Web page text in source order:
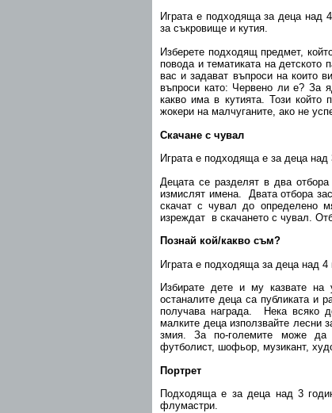
Играта е подходяща за деца над
за съкровище и кутия.
Изберете подходящ предмет,
повода и тематиката на детското
вас и задават въпроси на които
въпроси като: Червено ли е? За
какво има в кутията. Този който
жокери на малчуганите, ако не
Скачане с чувал
Играта е подходяща е за деца
Децата се разделят в два
измислят имена. Двата отбора
скачат с чувал до определено
изреждат в скачането с чувал.
Познай кой/какво съм?
Играта е подходяща за деца над 4
Избирате дете и му казвате
останалите деца са публиката и
получава награда. Нека всяко
малките деца използвайте лесни
змия. За по-големите може да
футболист, шофьор, музикант,
Портрет
Подходяща е за деца над 3
флумастри.